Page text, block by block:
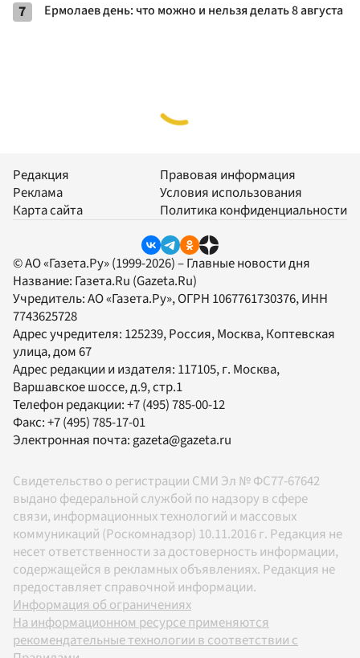
7 Ермолаев день: что можно и нельзя делать 8 августа
Редакция
Реклама
Карта сайта
Правовая информация
Условия использования
Политика конфиденциальности
© АО «Газета.Ру» (1999-2026) – Главные новости дня
Название: Газета.Ru (Gazeta.Ru)
Учредитель:АО «Газета.Ру», ОГРН 1067761730376, ИНН
7743625728
Адрес учредителя: 125239, Россия, Москва, Коптевская
улица, дом 67
Адрес редакции и издателя: 117105, г. Москва,
Варшавское шоссе, д.9, стр.1
Телефон редакции:+7 (495) 785-00-12
Факс:+7 (495) 785-17-01
Электронная почта:gazeta@gazeta.ru
Свидетельство о регистрации СМИ Эл № ФС77-67642
выдано федеральной службой по надзору в сфере
связи, информационных технологий и массовых
коммуникаций (Роскомнадзор) 10.11.2016 г. Редакция не
несет ответственности за достоверность информации,
содержащейся в рекламных объявлениях. Редакция не
предоставляет справочной информации.
Информация об ограничениях
На информационном ресурсе применяются
рекомендательные технологии в соответствии с